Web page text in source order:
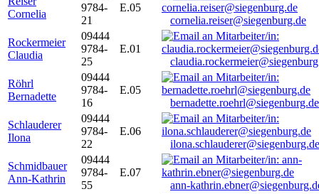
Cornelia
9784-
21
E.05
cornelia.reiser@siegenburg.de
Rockermeier
Claudia
09444
9784-
25
E.01
Röhrl
Bernadette
09444
9784-
16
E.05
bernadette.roehrl@siegenburg.de
Schlauderer
Ilona
09444
9784-
22
E.06
ilona.schlauderer@siegenburg.de
Schmidbauer
Ann-Kathrin
09444
9784-
55
E.07
ann-